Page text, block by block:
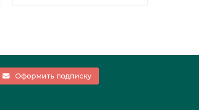
Оформить подписку